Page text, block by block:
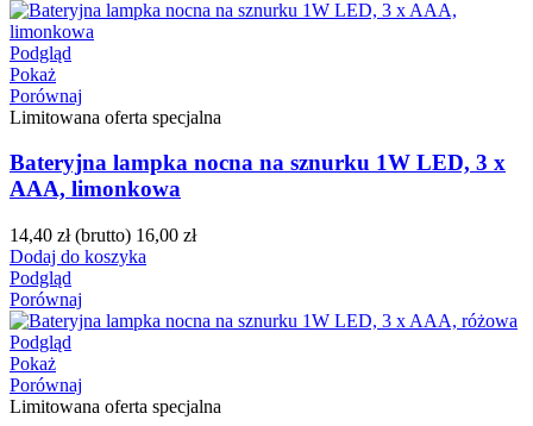
Podgląd
Pokaż
Porównaj
Limitowana oferta specjalna
Bateryjna lampka nocna na sznurku 1W LED, 3 x
AAA, limonkowa
14,40 zł (brutto) 16,00 zł
Dodaj do koszyka
Podgląd
Porównaj
Podgląd
Pokaż
Porównaj
Limitowana oferta specjalna